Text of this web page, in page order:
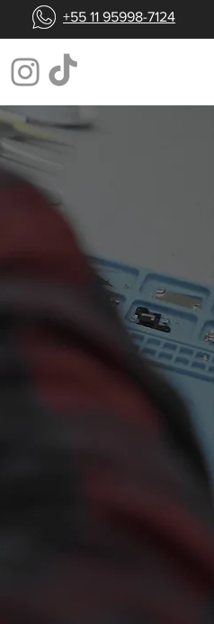
+55 11 95998-7124